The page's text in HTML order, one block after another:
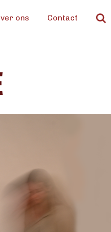
ons Contact